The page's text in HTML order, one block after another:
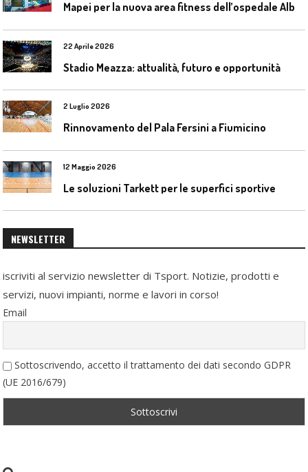
22 Aprile 2026
Stadio Meazza: attualità, futuro e opportunità
2 Luglio 2026
Rinnovamento del Pala Fersini a Fiumicino
12 Maggio 2026
Le soluzioni Tarkett per le superfici sportive
NEWSLETTER
iscriviti al servizio newsletter di Tsport. Notizie, prodotti e
servizi, nuovi impianti, norme e lavori in corso!
Email
Sottoscrivendo, accetto il trattamento dei dati secondo GDPR
(UE 2016/679)